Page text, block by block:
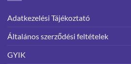
Adatkezelési Tájékoztató
Általános szerződési feltételek
GYIK